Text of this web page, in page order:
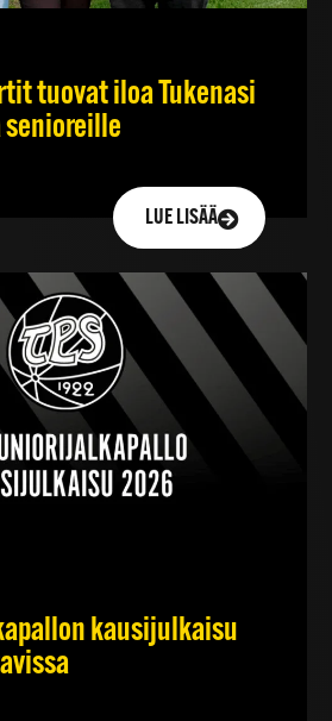
tuovat iloa Tukenasi
LUE LISÄÄ
kausijulkaisu